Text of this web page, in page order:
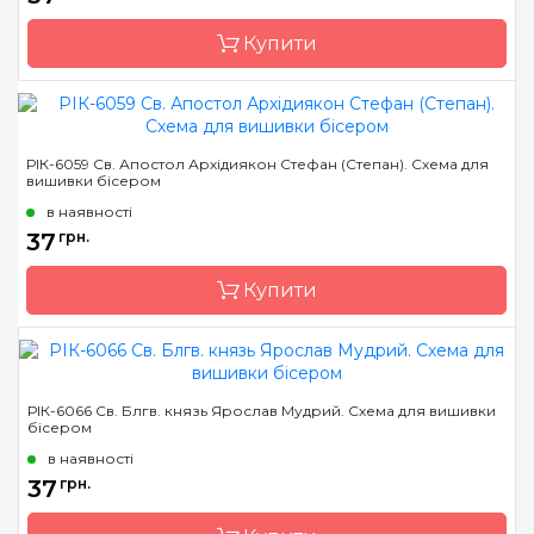
Купити
Країна виробник
Зашивання
Матеріал
Розмір
7,5*10,5 см
РІК-6059 Св. Апостол Архідиякон Стефан (Степан). Схема для
вишивки бісером
в наявності
37 грн.
Купити
Країна виробник
Зашивання
Матеріал
РІК-6066 Св. Блгв. князь Ярослав Мудрий. Схема для вишивки
бісером
в наявності
37 грн.